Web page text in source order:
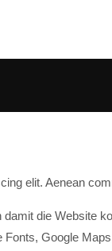
elit. Aenean
die Website
Fonts, Google